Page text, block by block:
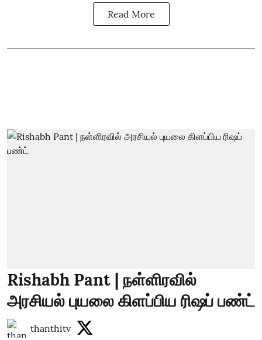
Read More
Rishabh Pant | நள்ளிரவில்
அரசியல் புயலை கிளப்பிய ரிஷப் பண்ட்
thanthitv